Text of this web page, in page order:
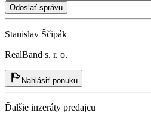
Odoslať správu
Stanislav Ščipák
RealBand s. r. o.
Nahlásiť ponuku
Ďalšie inzeráty predajcu